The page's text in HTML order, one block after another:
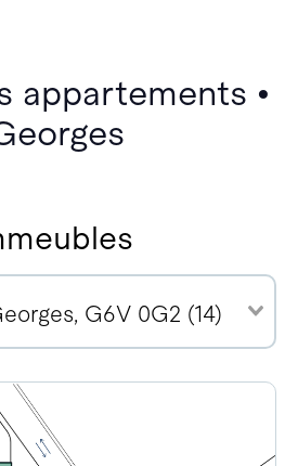
appartements •
G6V 0G2 (14)